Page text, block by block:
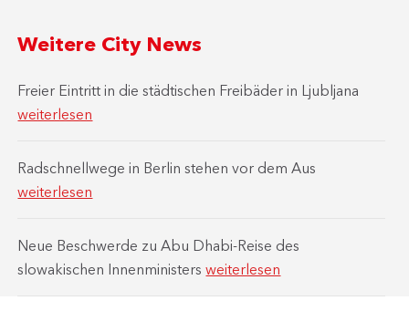
Weitere City News
Freier Eintritt in die städtischen Freibäder in Ljubljana
weiterlesen
Radschnellwege in Berlin stehen vor dem Aus
weiterlesen
Neue Beschwerde zu Abu Dhabi-Reise des
slowakischen Innenministersweiterlesen